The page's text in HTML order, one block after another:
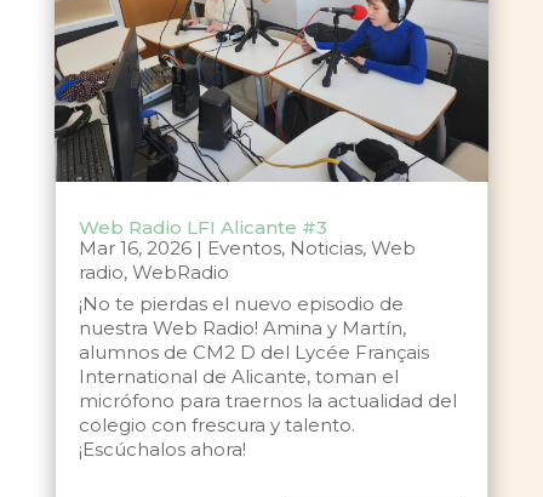
Web Radio LFI Alicante #3
Mar 16, 2026| Eventos, Noticias, Web
radio, WebRadio
¡No te pierdas el nuevo episodio de
nuestra Web Radio! Amina y Martín,
alumnos de CM2 D del Lycée Français
International de Alicante, toman el
micrófono para traernos la actualidad del
colegio con frescura y talento.
¡Escúchalos ahora!